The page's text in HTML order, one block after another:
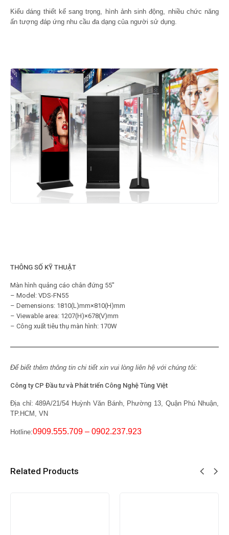
Kiểu dáng thiết kế sang trọng, hình ảnh sinh động, nhiều chức năng
ấn tượng đáp ứng nhu cầu đa dạng của người sử dụng.
THÔNG SỐ KỸ THUẬT
Màn hình quảng cáo chân đứng 55″
– Model: VDS-FN55
– Demensions: 1810(L)mm×810(H)mm
– Viewable area: 1207(H)×678(V)mm
– Công xuất tiêu thụ màn hình: 170W
Để biết thêm thông tin chi tiết xin vui lòng liên hệ với chúng tôi:
Công ty CP Đầu tư và Phát triển Công Nghệ Tùng Việt
Địa chỉ: 489A/21/54 Huỳnh Văn Bánh, Phường 13, Quận Phú Nhuận,
TP.HCM, VN
Hotline:0909.555.709 – 0902.237.923
Related Products